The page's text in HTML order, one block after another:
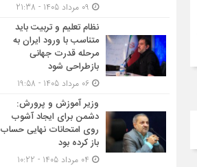
نظام تعلیم و تربیت باید
متناسب با ورود ایران به
مرحله قدرت جهانی
بازطراحی شود
وزیر آموزش و پرورش:
دشمن برای ایجاد آشوب
روی امتحانات نهایی حساب
باز کرده بود